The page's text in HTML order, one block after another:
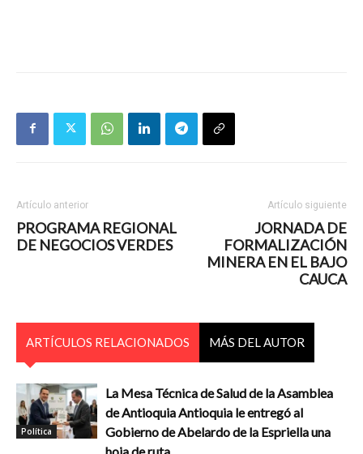
Artículo anterior
PROGRAMA REGIONAL
DE NEGOCIOS VERDES
Artículo siguiente
JORNADA DE
FORMALIZACIÓN
MINERA EN EL BAJO
CAUCA
ARTÍCULOS RELACIONADOS MÁS DEL AUTOR
Política
La Mesa Técnica de Salud de la Asamblea
de Antioquia Antioquia le entregó al
Gobierno de Abelardo de la Espriella una
hoja de ruta...